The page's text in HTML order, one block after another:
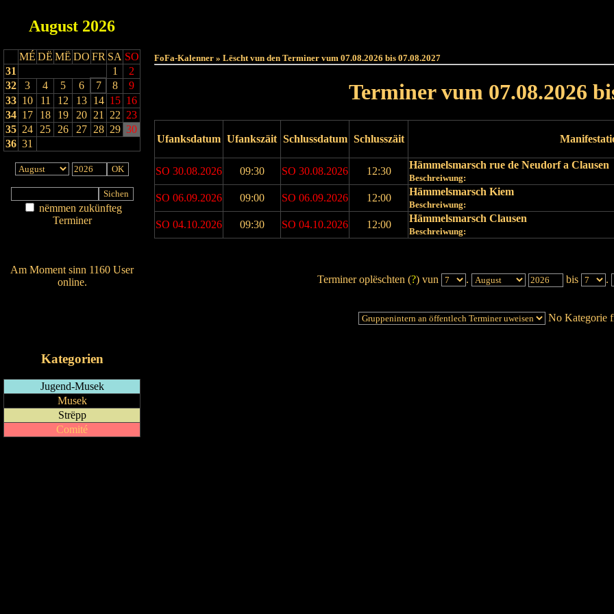
August 2026
MÉ DË MË DO FR SA SO
31
1
2
32
3 4 5 6 7 8
9
33 10 11 12 13 14 15 16
34 17 18 19 20 21 22 23
35 24 25 26 27 28 29 30
36 31
nëmmen zukünfteg
Terminer
Am Moment sinn 1160 User
online.
Kategorien
Jugend-Musek
Musek
Strëpp
Comité
FoFa-Kalenner » Lëscht vun den Terminer vum 07.08.2026 bis 07.08.2027
Terminer vum 07.08.2026
Ufanksdatum Ufankszäit Schlussdatum Schlusszäit
SO 30.08.2026 09:30 SO 30.08.2026 12:30
Hämmelsmarsch rue de Neudorf a Clausen
Beschreiwung:
SO 06.09.2026 09:00 SO 06.09.2026 12:00
Hämmelsmarsch Kiem
Beschreiwung:
SO 04.10.2026 09:30 SO 04.10.2026 12:00
Hämmelsmarsch Clausen
Beschreiwung:
Terminer oplëschten (?) vun . bis .
No Kategorie